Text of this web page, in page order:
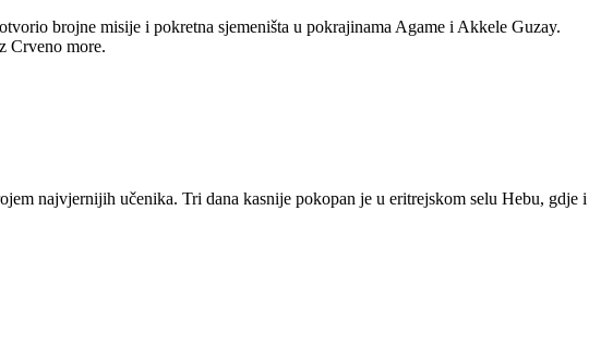
brojne misije i pokretna sjemeništa u pokrajinama Agame i Akkele Guzay.
Crveno more.
najvjernijih učenika. Tri dana kasnije pokopan je u eritrejskom selu Hebu, gdje i